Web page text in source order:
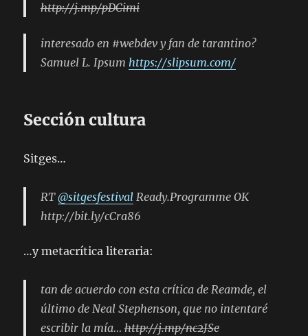
http://j.mp/pDCimi
interesado en #webdev y fan de tarantino?
Samuel L. Ipsum https://slipsum.com/
Sección cultura
Sitges…
RT@sitgesfestivalReady.Programme OK
http://bit.ly/cCra86
…y metacrítica literaria:
tan de acuerdo con esta crítica de Reamde, el
último de Neal Stephenson, que no intentaré
escribir la mía…http://j.mp/nc2JSe